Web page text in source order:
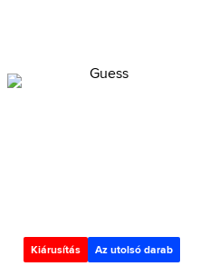
Kiárusítás Az utolsó darab